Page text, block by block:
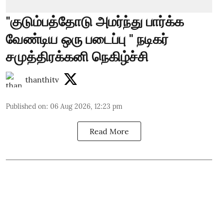
"குடும்பத்தோடு அமர்ந்து பார்க்க
வேண்டிய ஒரு படைப்பு " நடிகர்
சமுத்திரக்கனி நெகிழ்ச்சி
thanthitv
Published on: 06 Aug 2026, 12:23 pm
Read More